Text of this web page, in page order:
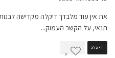
את אין עוד מלבדך דיקלה מקדישה
תנאי, על הקשר העמוק...
דיקלה
0